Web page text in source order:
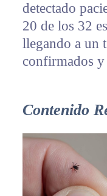
detectado
20 de los 32
llegando a un
confirmados
Contenido